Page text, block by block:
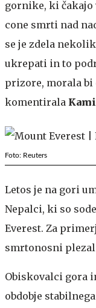
gornike, ki čakajo
cone smrti nad
se je zdela
ukrepati in to
prizore, morala bi
komentirala
Foto: Reuters
Letos je na gori
Nepalci, ki so
Everest. Za
smrtonosni
Obiskovalci gora
obdobje